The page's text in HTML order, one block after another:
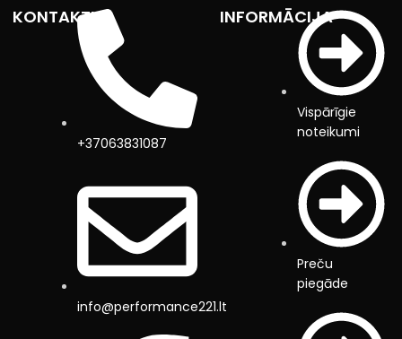
KONTAKTI
+37063831087
info@performance221.lt
INFORMĀCIJA
Vispārīgie
noteikumi
Preču
piegāde